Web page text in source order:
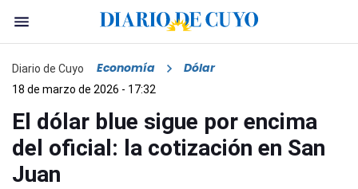
Diario de Cuyo Economía Dólar
18 de marzo de 2026 - 17:32
El dólar blue sigue por encima
del oficial: la cotización en San
Juan